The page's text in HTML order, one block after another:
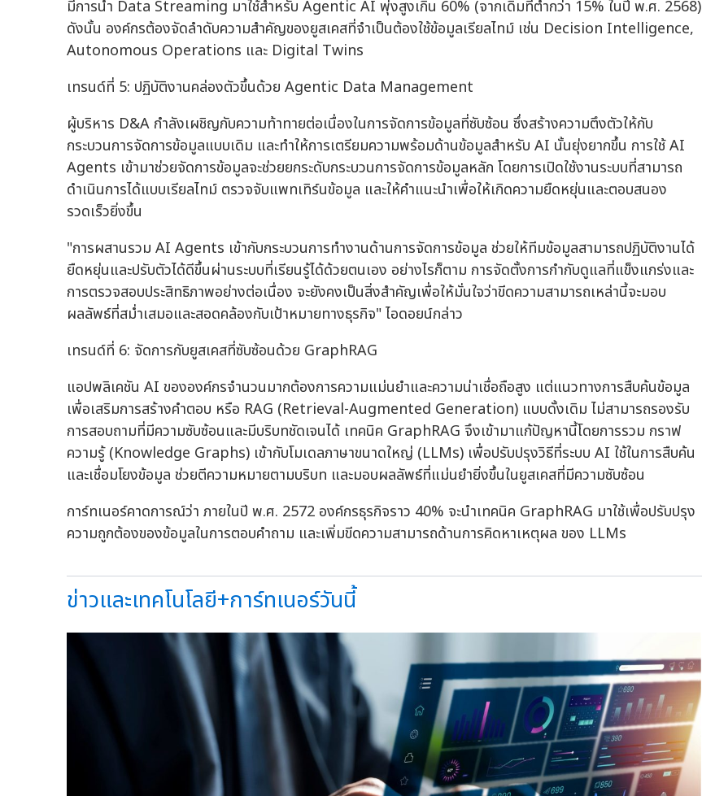
มีการนำ Data Streaming มาใช้สำหรับ Agentic AI พุ่งสูงเกิน 60% (จากเดิมที่ต่ำกว่า 15% ในปี พ.ศ. 2568)
ดังนั้น องค์กรต้องจัดลำดับความสำคัญของยูสเคสที่จำเป็นต้องใช้ข้อมูลเรียลไทม์ เช่น Decision Intelligence,
Autonomous Operations และ Digital Twins
เทรนด์ที่ 5: ปฏิบัติงานคล่องตัวขึ้นด้วย Agentic Data Management
ผู้บริหาร D&A กำลังเผชิญกับความท้าทายต่อเนื่องในการจัดการข้อมูลที่ซับซ้อน ซึ่งสร้างความตึงตัวให้กับ
กระบวนการจัดการข้อมูลแบบเดิม และทำให้การเตรียมความพร้อมด้านข้อมูลสำหรับ AI นั้นยุ่งยากขึ้น การใช้ AI
Agents เข้ามาช่วยจัดการข้อมูลจะช่วยยกระดับกระบวนการจัดการข้อมูลหลัก โดยการเปิดใช้งานระบบที่สามารถ
ดำเนินการได้แบบเรียลไทม์ ตรวจจับแพทเทิร์นข้อมูล และให้คำแนะนำเพื่อให้เกิดความยืดหยุ่นและตอบสนอง
รวดเร็วยิ่งขึ้น
"การผสานรวม AI Agents เข้ากับกระบวนการทำงานด้านการจัดการข้อมูล ช่วยให้ทีมข้อมูลสามารถปฏิบัติงานได้
ยืดหยุ่นและปรับตัวได้ดีขึ้นผ่านระบบที่เรียนรู้ได้ด้วยตนเอง อย่างไรก็ตาม การจัดตั้งการกำกับดูแลที่แข็งแกร่งและ
การตรวจสอบประสิทธิภาพอย่างต่อเนื่อง จะยังคงเป็นสิ่งสำคัญเพื่อให้มั่นใจว่าขีดความสามารถเหล่านี้จะมอบ
ผลลัพธ์ที่สม่ำเสมอและสอดคล้องกับเป้าหมายทางธุรกิจ" ไอดอยน์กล่าว
เทรนด์ที่ 6: จัดการกับยูสเคสที่ซับซ้อนด้วย GraphRAG
แอปพลิเคชัน AI ขององค์กรจำนวนมากต้องการความแม่นยำและความน่าเชื่อถือสูง แต่แนวทางการสืบค้นข้อมูล
เพื่อเสริมการสร้างคำตอบ หรือ RAG (Retrieval-Augmented Generation) แบบดั้งเดิม ไม่สามารถรองรับ
การสอบถามที่มีความซับซ้อนและมีบริบทชัดเจนได้ เทคนิค GraphRAG จึงเข้ามาแก้ปัญหานี้โดยการรวม กราฟ
ความรู้ (Knowledge Graphs) เข้ากับโมเดลภาษาขนาดใหญ่ (LLMs) เพื่อปรับปรุงวิธีที่ระบบ AI ใช้ในการสืบค้น
และเชื่อมโยงข้อมูล ช่วยตีความหมายตามบริบท และมอบผลลัพธ์ที่แม่นยำยิ่งขึ้นในยูสเคสที่มีความซับซ้อน
การ์ทเนอร์คาดการณ์ว่า ภายในปี พ.ศ. 2572 องค์กรธุรกิจราว 40% จะนำเทคนิค GraphRAG มาใช้เพื่อปรับปรุง
ความถูกต้องของข้อมูลในการตอบคำถาม และเพิ่มขีดความสามารถด้านการคิดหาเหตุผล ของ LLMs
ข่าวและเทคโนโลยี+การ์ทเนอร์วันนี้